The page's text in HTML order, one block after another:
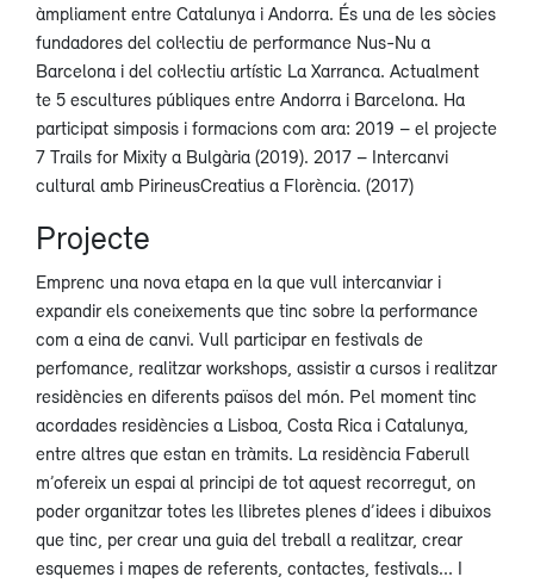
àmpliament entre Catalunya i Andorra. És una de les sòcies
fundadores del col·lectiu de performance Nus-Nu a
Barcelona i del col·lectiu artístic La Xarranca. Actualment
te 5 escultures públiques entre Andorra i Barcelona. Ha
participat simposis i formacions com ara: 2019 – el projecte
7 Trails for Mixity a Bulgària (2019). 2017 – Intercanvi
cultural amb PirineusCreatius a Florència. (2017)
Projecte
Emprenc una nova etapa en la que vull intercanviar i
expandir els coneixements que tinc sobre la performance
com a eina de canvi. Vull participar en festivals de
perfomance, realitzar workshops, assistir a cursos i realitzar
residències en diferents països del món. Pel moment tinc
acordades residències a Lisboa, Costa Rica i Catalunya,
entre altres que estan en tràmits. La residència Faberull
m’ofereix un espai al principi de tot aquest recorregut, on
poder organitzar totes les llibretes plenes d’idees i dibuixos
que tinc, per crear una guia del treball a realitzar, crear
esquemes i mapes de referents, contactes, festivals... I